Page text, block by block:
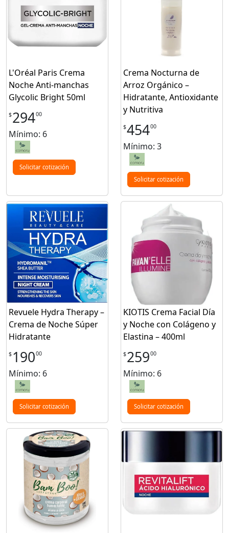
L'Oréal Paris Crema
Noche Anti-manchas
Glycolic Bright 50ml
$29400
Mínimo: 6
Solicitar cotización
Crema Nocturna de
Arroz Orgánico –
Hidratante, Antioxidante
y Nutritiva
$45400
Mínimo: 3
Solicitar cotización
Revuele Hydra Therapy –
Crema de Noche Súper
Hidratante
$ 19000
Mínimo: 6
Solicitar cotización
KIOTIS Crema Facial Día
y Noche con Colágeno y
Elastina – 400ml
$25900
Mínimo: 6
Solicitar cotización